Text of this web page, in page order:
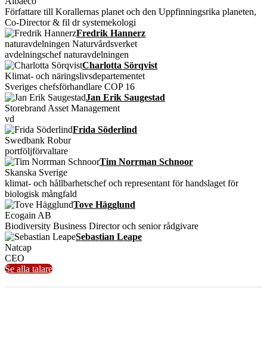
Författare till Korallernas planet och den Uppfinningsrika planeten,
Co-Director & fil dr systemekologi
Fredrik Hannerz
naturavdelningen Naturvårdsverket
avdelningschef naturavdelningen
Charlotta Sörqvist
Klimat- och näringslivsdepartementet
Sveriges chefsförhandlare COP 16
Jan Erik Saugestad
Storebrand Asset Management
vd
Frida Söderlind
Swedbank Robur
portföljförvaltare
Tim Norrman Schnoor
Skanska Sverige
klimat- och hållbarhetschef och representant för handslaget för
biologisk mångfald
Tove Hägglund
Ecogain AB
Biodiversity Business Director och senior rådgivare
Sebastian Leape
Natcap
CEO
Se alla talare